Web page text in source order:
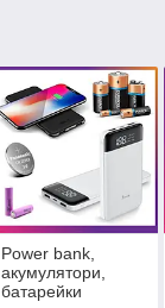
Power bank,
акумулятори,
батарейки